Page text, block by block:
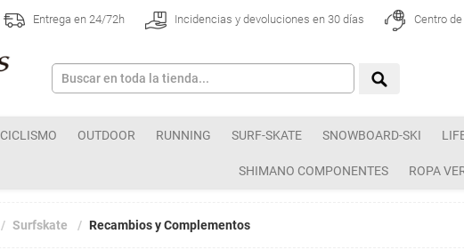
Entrega en 24/72h Incidencias y devoluciones en 30 días Centro
CICLISMO OUTDOOR RUNNING SURF-SKATE SNOWBOARD-SKI
SHIMANO COMPONENTES ROPA
Surfskate Recambios y Complementos